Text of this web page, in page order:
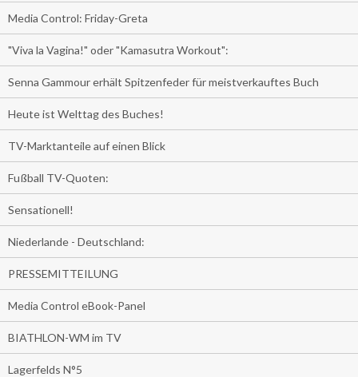
Media Control: Friday-Greta
"Viva la Vagina!" oder "Kamasutra Workout":
Senna Gammour erhält Spitzenfeder für meistverkauftes Buch
Heute ist Welttag des Buches!
TV-Marktanteile auf einen Blick
Fußball TV-Quoten:
Sensationell!
Niederlande - Deutschland:
PRESSEMITTEILUNG
Media Control eBook-Panel
BIATHLON-WM im TV
Lagerfelds N°5